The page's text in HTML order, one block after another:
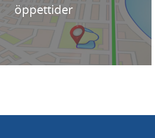
öppettider